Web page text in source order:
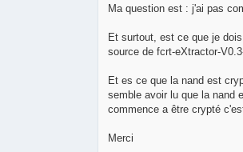
Ma question est : j'ai pas
Et surtout, est ce que je
source de fcrt-eXtractor-
Et es ce que la nand est
semble avoir lu que la nand
commence a être crypté
Merci